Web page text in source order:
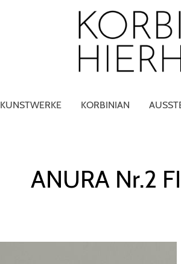
KUNSTWERKE KORBINIAN
ANURA Nr.2